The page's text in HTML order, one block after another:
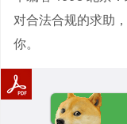
对合法合规的求助
你。